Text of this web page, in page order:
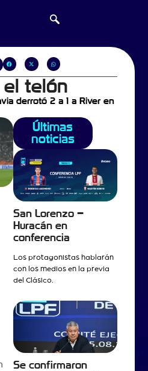
el telón
derrotó 2 a 1 a River en
Últimas
noticias
San Lorenzo –
Huracán en
conferencia
Los protagonistas hablarán
con los medios en la previa
del Clásico.
Se confirmaron